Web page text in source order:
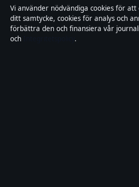
Ägande & finansiering
Integritetspolicy
Vi använder nödvändiga cookies för
ditt samtycke, cookies för analys och
förbättra den och finansiera vår
och
.